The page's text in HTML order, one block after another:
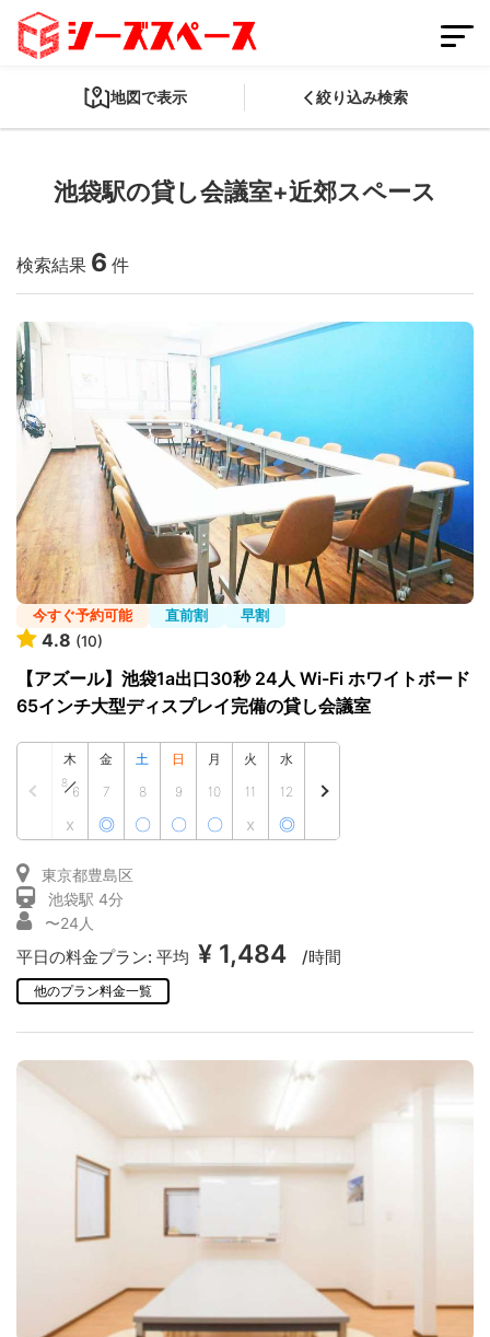
会員登録 スペースを掲載する
ログイン
スペースをさがす
条件から探す
都道府県から探す
路線から探す
シーズスペースについて
運営会社
プライバシーポリシー
利用規約
特定商取引法
FAQ・お問い合わせ
地図で表示 絞り込み検索
池袋駅の貸し会議室+近郊スペース
検索結果 6 件
今すぐ予約可能 直前割 早割
4.8 (10)
【アズール】池袋1a出口30秒 24人 Wi-Fi ホワイトボード
65インチ大型ディスプレイ完備の貸し会議室
木
8
6
x
金
7
◎
土
8
〇
日
9
〇
月
10
〇
火
11
x
水
12
◎
東京都豊島区
池袋駅 4分
〜24人
平日の料金プラン: 平均 ¥ 1,484 /時間
他のプラン料金一覧